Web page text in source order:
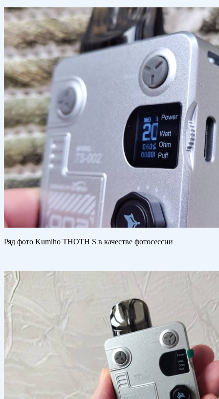
Ряд фото Kumiho THOTH S в качестве фотосессии